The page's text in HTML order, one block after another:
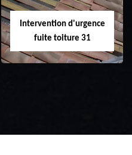
Intervention d'urgence
fuite toiture 31